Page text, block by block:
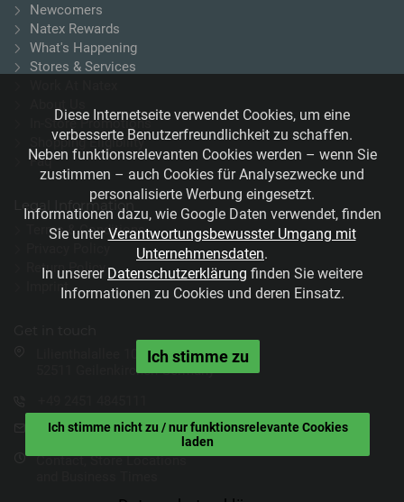
Newcomers
Natex Rewards
What's Happening
Stores & Services
In-Store Promotions
Shopping Eligibility
Faq
Legal Information
Terms & Conditions
Return Policy
Imprint
52511 Geilenkirchen Germany
contactus@natex.de
Contact, Store Locations
Diese Internetseite verwendet Cookies, um eine
verbesserte Benutzerfreundlichkeit zu schaffen.
Neben funktionsrelevanten Cookies werden – wenn Sie
zustimmen – auch Cookies für Analysezwecke und
personalisierte Werbung eingesetzt.
Informationen dazu, wie Google Daten verwendet, finden
Sie unterVerantwortungsbewusster Umgang mit
Unternehmensdaten.
In unserer Datenschutzerklärung finden Sie weitere
Informationen zu Cookies und deren Einsatz.
Ich stimme zu
Ich stimme nicht zu / nur funktionsrelevante Cookies
laden